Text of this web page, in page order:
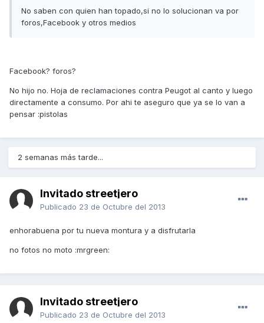
No saben con quien han topado,si no lo solucionan va por
foros,Facebook y otros medios
Facebook? foros?
No hijo no. Hoja de reclamaciones contra Peugot al canto y luego
directamente a consumo. Por ahi te aseguro que ya se lo van a
pensar :pistolas
2 semanas más tarde...
Invitado streetjero
Publicado 23 de Octubre del 2013
enhorabuena por tu nueva montura y a disfrutarla
no fotos no moto :mrgreen:
Invitado streetjero
Publicado 23 de Octubre del 2013